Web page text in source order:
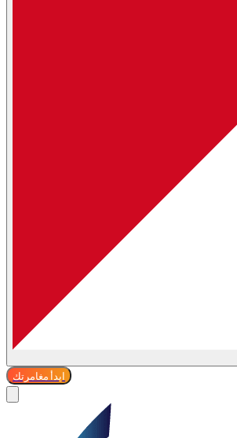
ابدأ مغامرتك